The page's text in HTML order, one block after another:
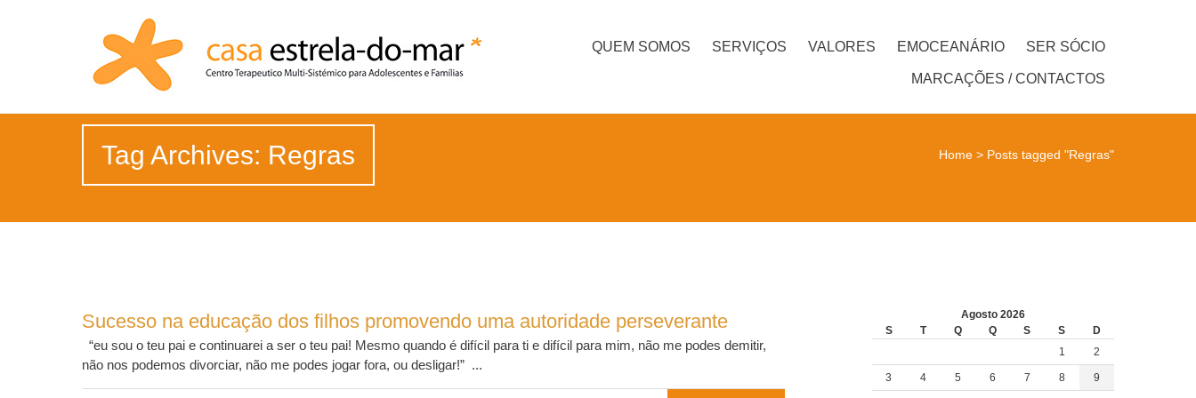
QUEM SOMOS SERVIÇOS VALORES EMOCEANÁRIO SER SÓCIO
MARCAÇÕES / CONTACTOS
Tag Archives: Regras Home > Posts tagged "Regras"
Sucesso na educação dos filhos promovendo uma autoridade perseverante
“eu sou o teu pai e continuarei a ser o teu pai! Mesmo quando é difícil para ti e difícil para mim, não me podes demitir,
não nos podemos divorciar, não me podes jogar fora, ou desligar!” ...
Agosto 2026
S
T Q Q S S
D
1
2
3 4 5 6 7 8 9